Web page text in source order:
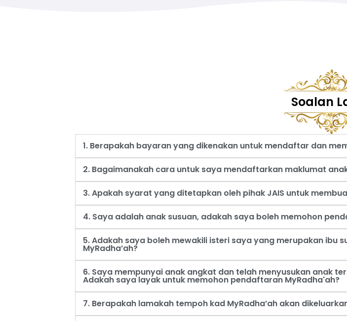
Soalan
1. Berapakah bayaran yang dikenakan untuk mendaftar dan
2. Bagaimanakah cara untuk saya mendaftarkan maklumat
3. Apakah syarat yang ditetapkan oleh pihak JAIS untuk
4. Saya adalah anak susuan, adakah saya boleh memohon
5. Adakah saya boleh mewakili isteri saya yang merupakan ibu
MyRadha’ah?
6. Saya mempunyai anak angkat dan telah menyusukan anak
Adakah saya layak untuk memohon pendaftaran MyRadha'ah?
7. Berapakah lamakah tempoh kad MyRadha’ah akan